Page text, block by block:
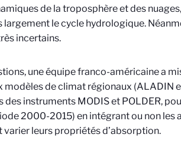
de la troposphère et des
le cycle hydrologique.
incertains.
une équipe franco-américaine a
de climat régionaux (ALADIN
instruments MODIS et POLDER,
2000-2015) en intégrant ou non les
varier leurs propriétés d’absorption.